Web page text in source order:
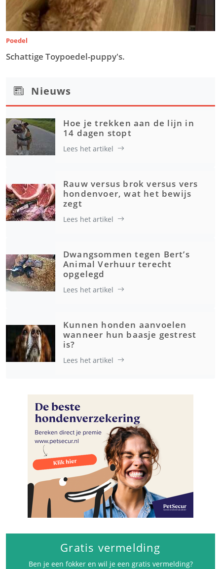
Poedel
Schattige Toypoedel-puppy's.
Nieuws
Hoe je trekken aan de lijn in
14 dagen stopt
Lees het artikel
Rauw versus brok versus vers
hondenvoer, wat het bewijs
zegt
Lees het artikel
Dwangsommen tegen Bert’s
Animal Verhuur terecht
opgelegd
Lees het artikel
Kunnen honden aanvoelen
wanneer hun baasje gestrest
is?
Lees het artikel
Gratis vermelding
Ben je een fokker en wil je een gratis vermelding?